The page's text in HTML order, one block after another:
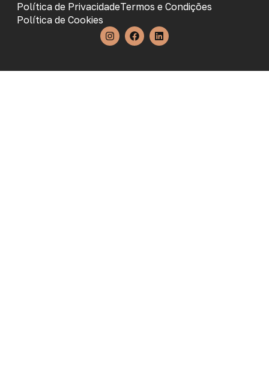
Política de PrivacidadeTermos e Condições
Política de Cookies